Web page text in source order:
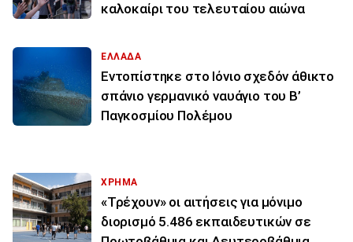
καλοκαίρι του τελευταίου αιώνα
ΕΛΛΑΔΑ
Εντοπίστηκε στο Ιόνιο σχεδόν άθικτο
σπάνιο γερμανικό ναυάγιο του Β’
Παγκοσμίου Πολέμου
ΧΡΗΜΑ
«Τρέχουν» οι αιτήσεις για μόνιμο
διορισμό 5.486 εκπαιδευτικών σε